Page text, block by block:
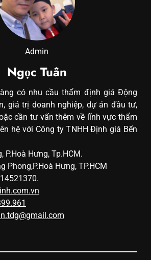
Admin
Ngọc Tuân
có nhu cầu thẩm định giá Động
giá trị doanh nghiệp, dự án đầu tư,
cần tư vấn thêm về lĩnh vực thẩm
hệ với Công ty TNHH Định giá Bến
P.Hoà Hưng, Tp.HCM.
Phong,P.Hoà Hưng, TP.HCM